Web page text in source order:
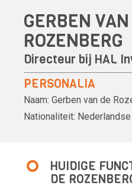
GERBEN
ROZENBERG
Directeur bij HAL
PERSONALIA
Naam: Gerben van de
Nationaliteit: Nederlandse
HUIDIGE
DE